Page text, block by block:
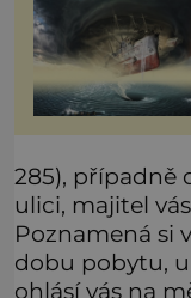
285), případně
ulici, majitel
Poznamená si
dobu pobytu,
ohlásí vás na